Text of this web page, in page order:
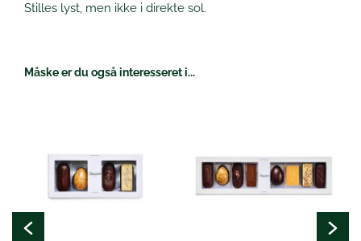
Stilles lyst, men ikke i direkte sol.
Måske er du også interesseret i...